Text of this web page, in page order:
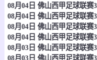
情报
也统杯
阿里塔泽